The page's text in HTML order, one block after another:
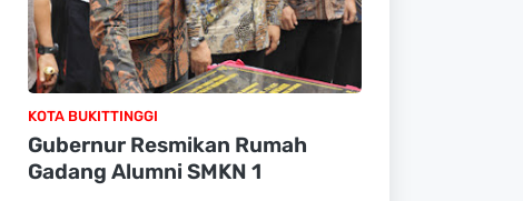
KOTA BUKITTINGGI
Gubernur Resmikan Rumah
Gadang Alumni SMKN 1